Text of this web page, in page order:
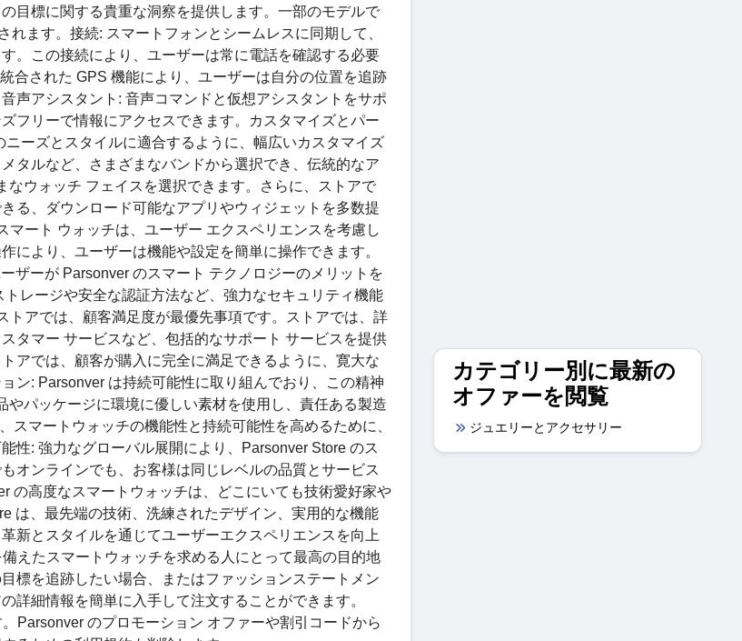
目標に関する貴重な洞察を提供します。一部のモデルで
ます。接続: スマートフォンとシームレスに同期して、
。この接続により、ユーザーは常に電話を確認する必要
合された GPS 機能により、ユーザーは自分の位置を追跡
声アシスタント: 音声コマンドと仮想アシスタントをサポ
フリーで情報にアクセスできます。カスタマイズとパー
ーズとスタイルに適合するように、幅広いカスタマイズ
タルなど、さまざまなバンドから選択でき、伝統的なア
ウォッチ フェイスを選択できます。さらに、ストアで
る、ダウンロード可能なアプリやウィジェットを多数提
ート ウォッチは、ユーザー エクスペリエンスを考慮し
により、ユーザーは機能や設定を簡単に操作できます。
ザーが Parsonver のスマート テクノロジーのメリットを
レージや安全な認証方法など、強力なセキュリティ機能
トアでは、顧客満足度が最優先事項です。ストアでは、詳
タマー サービスなど、包括的なサポート サービスを提供
アでは、顧客が購入に完全に満足できるように、寛大な
ン: Parsonver は持続可能性に取り組んでおり、この精神
パッケージに環境に優しい素材を使用し、責任ある製造
マートウォッチの機能性と持続可能性を高めるために、
性: 強力なグローバル展開により、Parsonver Store のス
オンラインでも、お客様は同じレベルの品質とサービス
の高度なスマートウォッチは、どこにいても技術愛好家や
は、最先端の技術、洗練されたデザイン、実用的な機能
新とスタイルを通じてユーザーエクスペリエンスを向上
えたスマートウォッチを求める人にとって最高の目的地
標を追跡したい場合、またはファッションステートメン
詳細情報を簡単に入手して注文することができます。
Parsonver のプロモーション オファーや割引コードから
カテゴリー別に最新の
オファーを閲覧
ジュエリーとアクセサリー